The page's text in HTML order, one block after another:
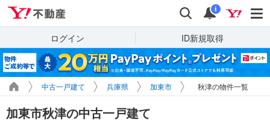
検索 通知
i
ログイン ID新規取得
中古一戸建て 兵庫県 加東市 秋津の物件一覧
加東市秋津の中古一戸建て